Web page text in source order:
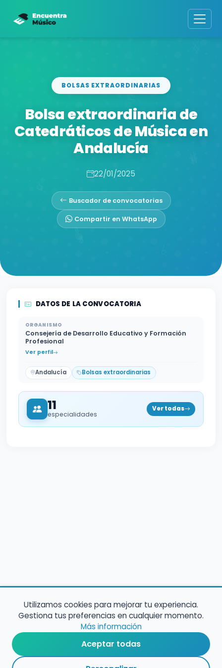
BOLSAS EXTRAORDINARIAS
Bolsa extraordinaria de
Catedráticos de Música en
Andalucía
22/01/2025
Buscador de convocatorias
Compartir en WhatsApp
DATOS DE LA CONVOCATORIA
ORGANISMO
Consejería de Desarrollo Educativo y Formación
Profesional
Ver perfil
Andalucía Bolsas extraordinarias
11
especialidades
Ver todas
Utilizamos cookies para mejorar tu experiencia.
Gestiona tus preferencias en cualquier momento.
Más información
Aceptar todas